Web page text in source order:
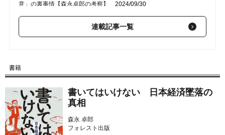
意」の裏事情【森永卓郎の考察】
2024/09/30
【第7回】 岸田総理「税収増を国民に還元する」→財務大臣が
「真っ向から否定」した結果…財務省が“総理大臣よりも偉い”日
【第6回】 虚偽公文書作成も、不起訴→退職金4,999万円を受け
取った財務省・元理財局長…日本の「三権分立」は崩壊したの
【第5回】 “上級国民”の財務官僚、公文書改ざんも〈無罪放免〉
の違和感…森永卓郎が「まったく理解できない」と語る〈森友学
園問題〉の結末2024/09/02
連載記事一覧
書籍
書いてはいけない 日本経済墜落の
真相
森永 卓郎
フォレスト出版